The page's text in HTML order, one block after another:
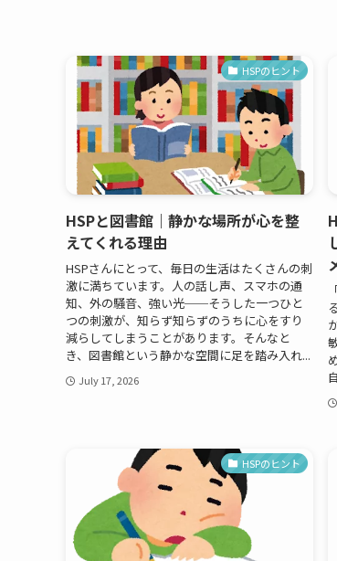
HSPのヒント
HSPと図書館｜静かな場所が心を整
えてくれる理由
HSPさんにとって、毎日の生活はたくさんの刺
激に満ちています。人の話し声、スマホの通
知、外の騒音、強い光──そうした一つひと
つの刺激が、知らず知らずのうちに心をすり
減らしてしまうことがあります。そんなと
き、図書館という静かな空間に足を踏み入れ...
July 17, 2026
HSPのヒント